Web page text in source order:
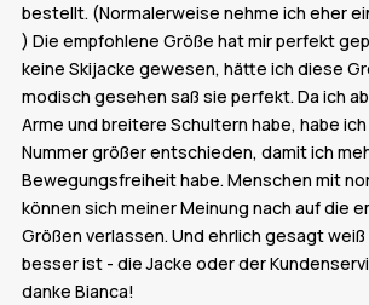
bestellt. (Normalerweise nehme ich eher
) Die empfohlene Größe hat mir perfekt
keine Skijacke gewesen, hätte ich diese
modisch gesehen saß sie perfekt. Da ich
Arme und breitere Schultern habe, habe
Nummer größer entschieden, damit ich
Bewegungsfreiheit habe. Menschen mit
können sich meiner Meinung nach auf die
Größen verlassen. Und ehrlich gesagt
besser ist - die Jacke oder der
danke Bianca!